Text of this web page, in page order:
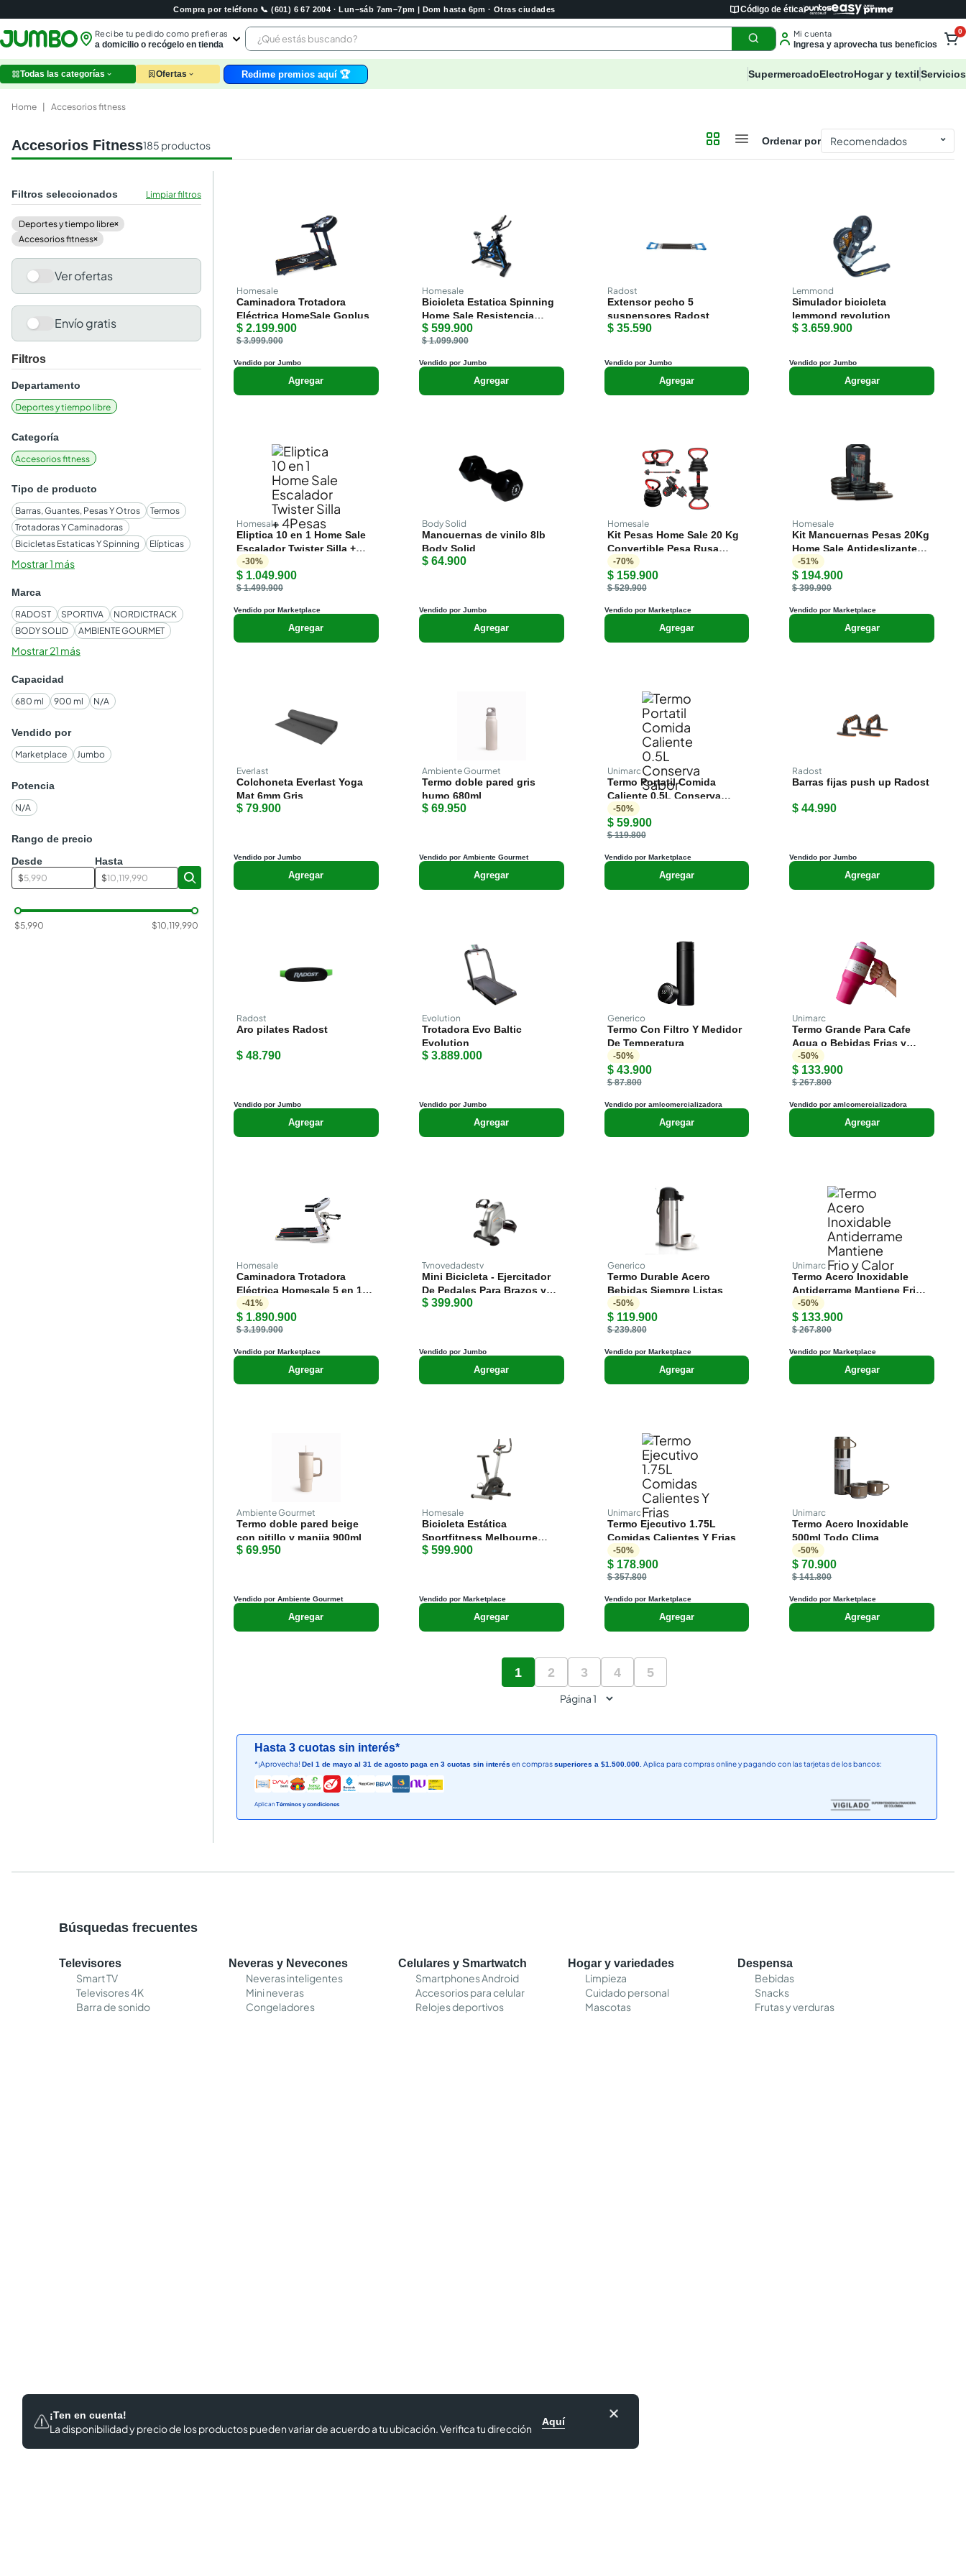
Compra por teléfono 📞 (601) 6 67 2004 · Lun–sáb 7am–7pm | Dom hasta 6pm · Otras ciudades Código de ética
Recibe tu pedido como prefieras
a domicilio o recógelo en tienda
¿Qué estás buscando? Mi cuenta
Ingresa y aprovecha tus beneficios
0
Todas las categorías Ofertas Redime premios aquí 🏆 SupermercadoElectroHogar y textilServicios
¡Ten en cuenta!
La disponibilidad y precio de los productospueden variar de acuerdo a tu ubicación. Verifica tu dirección
Aquí
Home Accesorios fitness
Accesorios Fitness185 productos Ordenar por ⌄
Filtros seleccionados Limpiar filtros
deportes y tiempo libre×
accesorios fitness×
Ver ofertas
Envío gratis
Filtros
Departamento
Deportes y tiempo libre
Categoría
Accesorios fitness
Tipo de producto
Barras, Guantes, Pesas Y Otros
Termos
Trotadoras Y Caminadoras
Bicicletas Estaticas Y Spinning
Elípticas
Mostrar 1 más
Marca
RADOST SPORTIVA
NORDICTRACK
BODY SOLID
AMBIENTE GOURMET
Mostrar 21 más
Capacidad
680 ml 900 ml N/A
Vendido por
Marketplace Jumbo
Potencia
N/A
Rango de precio
Desde
$
Hasta
$
$5,990 $10,119,990
Homesale
Caminadora Trotadora
Eléctrica HomeSale Goplus
$ 2.199.900
$ 3.999.900
Vendido por Jumbo
Agregar
Homesale
Bicicleta Estatica Spinning
Home Sale Resistencia
Mecanica
$ 599.900
$ 1.099.900
Vendido por Jumbo
Agregar
Radost
Extensor pecho 5
suspensores Radost
$ 35.590
Vendido por Jumbo
Agregar
Lemmond
Simulador bicicleta
lemmond revolution
$ 3.659.900
Vendido por Jumbo
Agregar
Homesale
Eliptica 10 en 1 Home Sale
Escalador Twister Silla +
4Pesas
-30%
$ 1.049.900
$ 1.499.900
Vendido por Marketplace
Agregar
Body Solid
Mancuernas de vinilo 8lb
Body Solid
$ 64.900
Vendido por Jumbo
Agregar
Homesale
Kit Pesas Home Sale 20 Kg
Convertible Pesa Rusa
Barra Larga
-70%
$ 159.900
$ 529.900
Vendido por Marketplace
Agregar
Homesale
Kit Mancuernas Pesas 20Kg
Home Sale Antideslizante
Estuche
-51%
$ 194.900
$ 399.900
Vendido por Marketplace
Agregar
Everlast
Colchoneta Everlast Yoga
Mat 6mm Gris
$ 79.900
Vendido por Jumbo
Agregar
Ambiente Gourmet
Termo doble pared gris
humo 680ml
$ 69.950
Vendido por Ambiente Gourmet
Agregar
Unimarc
Termo Portatil Comida
Caliente 0.5L Conserva
Sabor
-50%
$ 59.900
$ 119.800
Vendido por Marketplace
Agregar
Radost
Barras fijas push up Radost
$ 44.990
Vendido por Jumbo
Agregar
Radost
Aro pilates Radost
$ 48.790
Vendido por Jumbo
Agregar
Evolution
Trotadora Evo Baltic
Evolution
$ 3.889.000
Vendido por Jumbo
Agregar
Generico
Termo Con Filtro Y Medidor
De Temperatura
-50%
$ 43.900
$ 87.800
Vendido por amlcomercializadora
Agregar
Unimarc
Termo Grande Para Cafe
Agua o Bebidas Frias y
Calientes
-50%
$ 133.900
$ 267.800
Vendido por amlcomercializadora
Agregar
Homesale
Caminadora Trotadora
Eléctrica Homesale 5 en 1
Multifunción
-41%
$ 1.890.900
$ 3.199.900
Vendido por Marketplace
Agregar
Tvnovedadestv
Mini Bicicleta - Ejercitador
De Pedales Para Brazos y
Piernas Ciclovida By Gym
$ 399.900
Vendido por Jumbo
Agregar
Generico
Termo Durable Acero
Bebidas Siempre Listas
-50%
$ 119.900
$ 239.800
Vendido por Marketplace
Agregar
Unimarc
Termo Acero Inoxidable
Antiderrame Mantiene Frio y
Calor
-50%
$ 133.900
$ 267.800
Vendido por Marketplace
Agregar
Ambiente Gourmet
Termo doble pared beige
con pitillo y manija 900ml
$ 69.950
Vendido por Ambiente Gourmet
Agregar
Homesale
Bicicleta Estática
Sportfitness Melbourne
Resistencia Magnetica
$ 599.900
Vendido por Marketplace
Agregar
Unimarc
Termo Ejecutivo 1.75L
Comidas Calientes Y Frias
-50%
$ 178.900
$ 357.800
Vendido por Marketplace
Agregar
Unimarc
Termo Acero Inoxidable
500ml Todo Clima
-50%
$ 70.900
$ 141.800
Vendido por Marketplace
Agregar
1 2 3 4 5
Hasta 3 cuotas sin interés*
*¡Aprovecha! Del 1 de mayo al 31 de agosto paga en 3 cuotas sin interés en comprassuperiores a $1.500.000. Aplica para compras online y pagando con las tarjetas de los bancos:
Aplican Términos y condiciones
Búsquedas frecuentes
Televisores
Smart TV
Televisores 4K
Barra de sonido
Neveras y Nevecones
Neveras inteligentes
Mini neveras
Congeladores
Celulares y Smartwatch
Smartphones Android
Accesorios para celular
Relojes deportivos
Hogar y variedades
Limpieza
Cuidado personal
Mascotas
Despensa
Bebidas
Snacks
Frutas y verduras
leche
pollo
carne